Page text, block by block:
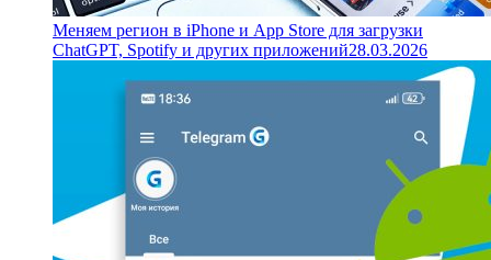
Меняем регион в iPhone и App Store для загрузки
ChatGPT, Spotify и других приложений28.03.2026